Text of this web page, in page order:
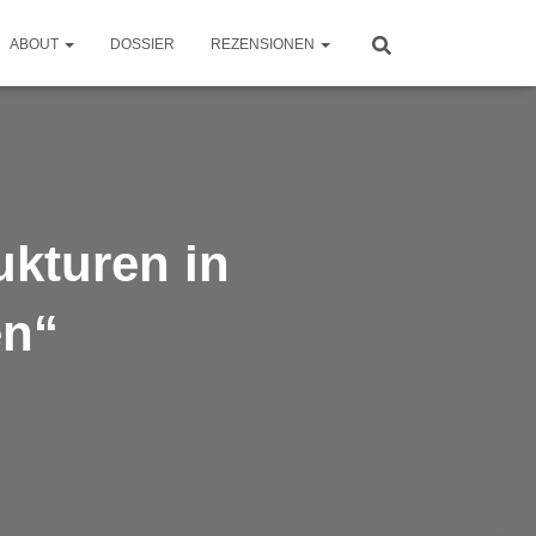
ABOUT DOSSIER REZENSIONEN
in